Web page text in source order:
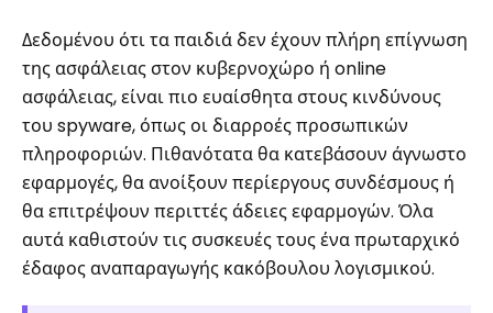
Δεδομένου ότι τα παιδιά δεν έχουν πλήρη επίγνωση
της ασφάλειας στον κυβερνοχώρο ή online
ασφάλειας, είναι πιο ευαίσθητα στους κινδύνους
του spyware, όπως οι διαρροές προσωπικών
πληροφοριών. Πιθανότατα θα κατεβάσουν άγνωστο
εφαρμογές, θα ανοίξουν περίεργους συνδέσμους ή
θα επιτρέψουν περιττές άδειες εφαρμογών. Όλα
αυτά καθιστούν τις συσκευές τους ένα πρωταρχικό
έδαφος αναπαραγωγής κακόβουλου λογισμικού.